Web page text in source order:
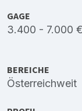
GAGE
3.400 - 7.000 €
BEREICHE
Österreichweit